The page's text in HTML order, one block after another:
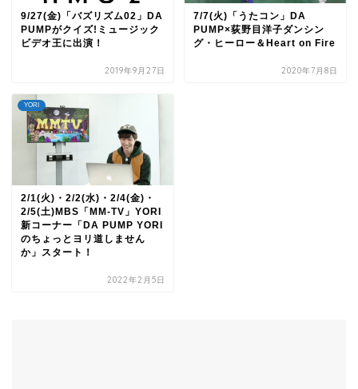
9/27(金)「バズリズム02」DA
PUMPがクイズ!ミュージック
ビデオ王に出演！
2019年9月27日
7/7(火)「うたコン」DA
PUMP×荻野目洋子ダンシン
グ・ヒーロー＆Heart on Fire
2020年7月8日
YORI
2/1(火)・2/2(水)・2/4(金)・
2/5(土)MBS「MM-TV」YORI
新コーナー「DA PUMP YORI
のちょっとヨリ道しません
か」スタート！
2022年2月5日